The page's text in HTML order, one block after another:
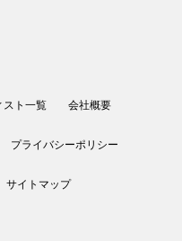
スト一覧 会社概要
プライバシーポリシー
サイトマップ